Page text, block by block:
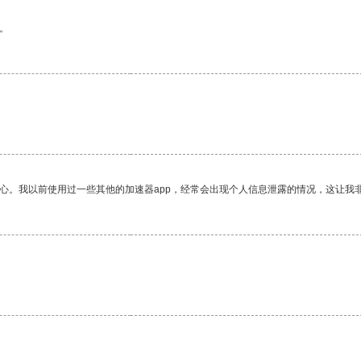
我以前使用过一些其他的加速器app，经常会出现个人信息泄露的情况，这让我